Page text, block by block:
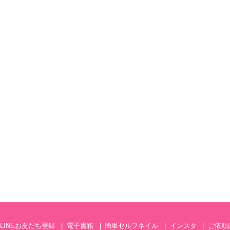
LINEお友だち登録 電子書籍 簡単セルフネイル インスタ ご依頼